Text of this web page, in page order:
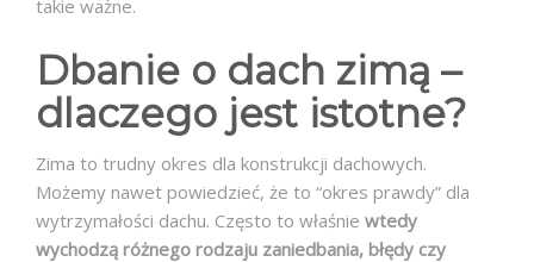
takie ważne.
Dbanie o dach zimą –
dlaczego jest istotne?
Zima to trudny okres dla konstrukcji dachowych.
Możemy nawet powiedzieć, że to “okres prawdy” dla
wytrzymałości dachu. Często to właśnie wtedy
wychodzą różnego rodzaju zaniedbania, błędy czy